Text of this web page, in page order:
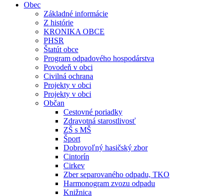
Obec
Základné informácie
Z histórie
KRONIKA OBCE
PHSR
Štatút obce
Program odpadového hospodárstva
Povodeň v obci
Civilná ochrana
Projekty v obci
Projekty v obci
Občan
Cestovné poriadky
Zdravotná starostlivosť
ZŠ s MŠ
Šport
Dobrovoľný hasičský zbor
Cintorín
Cirkev
Zber separovaného odpadu, TKO
Harmonogram zvozu odpadu
Knižnica